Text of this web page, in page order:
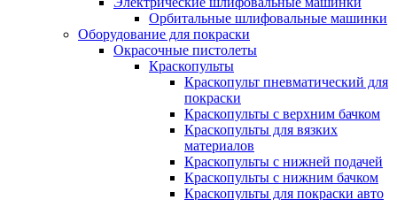
Орбитальные шлифовальные машинки
Оборудование для покраски
Окрасочные пистолеты
Краскопульты
Краскопульт пневматический для
покраски
Краскопульты с верхним бачком
Краскопульты для вязких
материалов
Краскопульты с нижней подачей
Краскопульты с нижним бачком
Краскопульты для покраски авто